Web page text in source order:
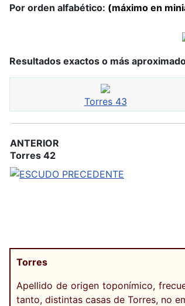
Por orden alfabético: (máximo en
Resultados exactos o más
Torres 43
ANTERIOR
Torres 42
Torres
Apellido de origen toponímico,
tanto, distintas casas de Torres, no